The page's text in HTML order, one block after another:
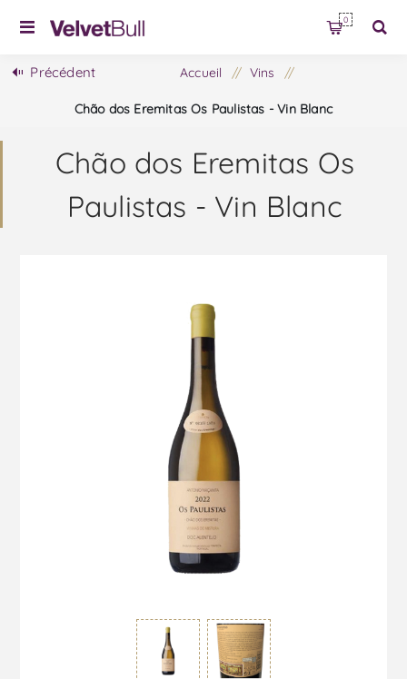
0
Précédent Accueil / Vins /
Chão dos Eremitas Os Paulistas - Vin Blanc
Chão dos Eremitas Os
Paulistas - Vin Blanc